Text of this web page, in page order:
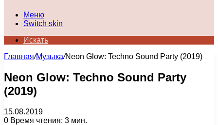
Меню
Switch skin
Искать
Главная/Музыка/Neon Glow: Techno Sound Party (2019)
Neon Glow: Techno Sound Party
(2019)
15.08.2019
0 Время чтения: 3 мин.